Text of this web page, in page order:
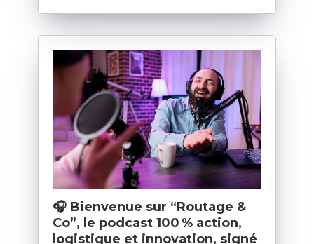
🎧 Bienvenue sur “Routage &
Co”, le podcast 100 % action,
logistique et innovation, signé